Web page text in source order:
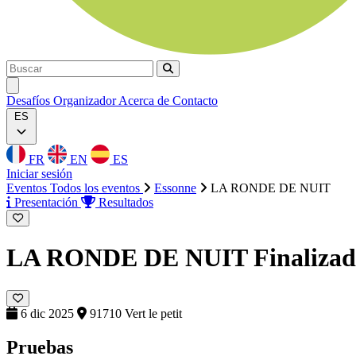
Buscar
Buscar
Desafíos OrganizadorAcerca de Contacto
ES
FR EN
ES
Iniciar sesión
Eventos Todos los eventos Essonne
LA RONDE DE NUIT
Presentación
Resultados
LA RONDE DE NUIT
6 dic 2025 91710 Vert le petit
Pruebas